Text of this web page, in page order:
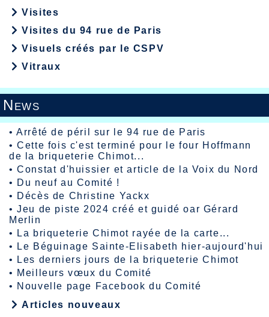
Visites
Visites du 94 rue de Paris
Visuels créés par le CSPV
Vitraux
News
•Arrêté de péril sur le 94 rue de Paris
•Cette fois c'est terminé pour le four Hoffmann
de la briqueterie Chimot...
•Constat d'huissier et article de la Voix du Nord
• Du neuf au Comité !
• Décès de Christine Yackx
•Jeu de piste 2024 créé et guidé oar Gérard
Merlin
•
La briqueterie Chimot rayée de la carte...
•
Le Béguinage Sainte-Elisabeth hier-aujourd'hui
•
Les derniers jours de la briqueterie Chimot
• Meilleurs vœux du Comité
• Nouvelle page Facebook du Comité
Articles nouveaux